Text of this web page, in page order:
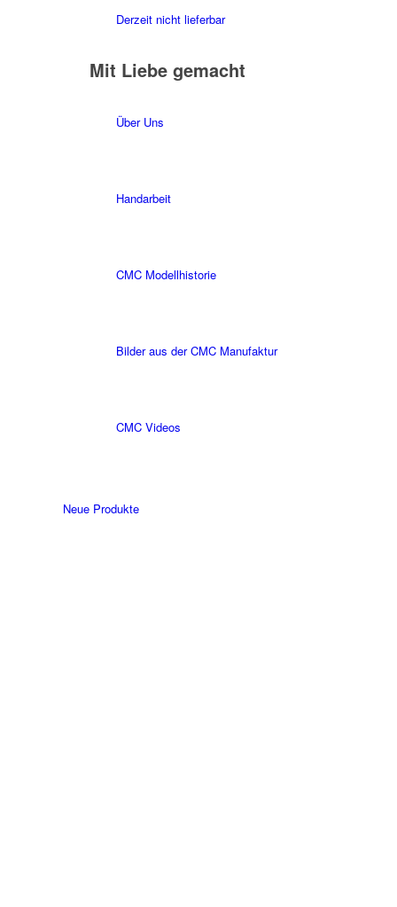
Derzeit nicht lieferbar
Mit Liebe gemacht
Über Uns
Handarbeit
CMC Modellhistorie
Bilder aus der CMC Manufaktur
CMC Videos
Neue Produkte